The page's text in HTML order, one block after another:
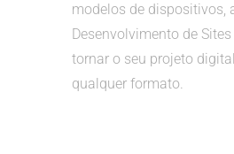
modelos de dispositivos,
Desenvolvimento de
tornar o seu projeto
qualquer formato.